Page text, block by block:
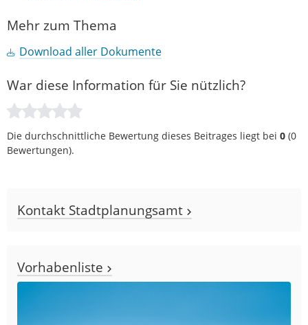
Mehr zum Thema
Download aller Dokumente
War diese Information für Sie nützlich?
Die durchschnittliche Bewertung dieses Beitrages liegt bei 0 (0
Bewertungen).
Kontakt Stadtplanungsamt
Vorhabenliste